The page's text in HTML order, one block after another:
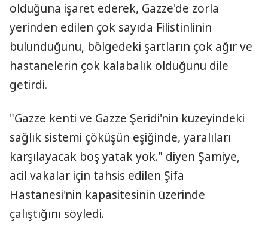
olduğuna işaret ederek, Gazze'de zorla
yerinden edilen çok sayıda Filistinlinin
bulunduğunu, bölgedeki şartların çok ağır ve
hastanelerin çok kalabalık olduğunu dile
getirdi.
"Gazze kenti ve Gazze Şeridi'nin kuzeyindeki
sağlık sistemi çöküşün eşiğinde, yaralıları
karşılayacak boş yatak yok." diyen Şamiye,
acil vakalar için tahsis edilen Şifa
Hastanesi'nin kapasitesinin üzerinde
çalıştığını söyledi.